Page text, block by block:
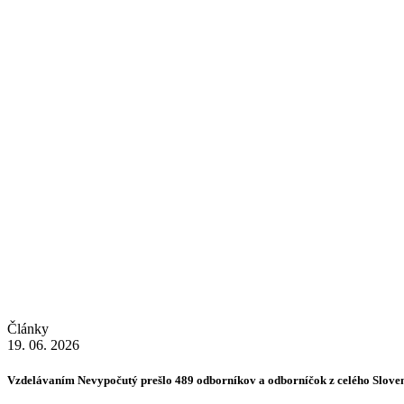
Články
19. 06. 2026
Vzdelávaním Nevypočutý prešlo 489 odborníkov a odborníčok z celého